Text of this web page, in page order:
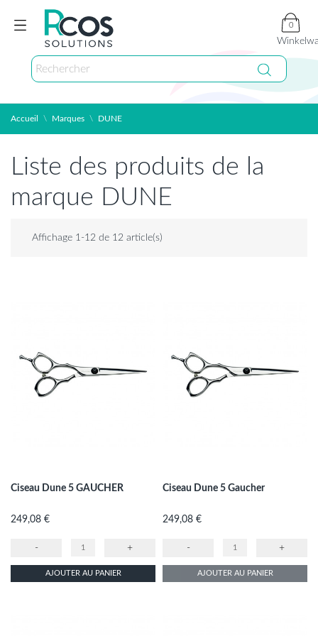
0
Accueil Marques DUNE
Liste des produits de la
marque DUNE
Affichage 1-12 de 12 article(s)
Ciseau Dune 5 GAUCHER
Prix
249,08 €
- +
AJOUTER AU PANIER
Ciseau Dune 5 Gaucher
Prix
249,08 €
- +
AJOUTER AU PANIER